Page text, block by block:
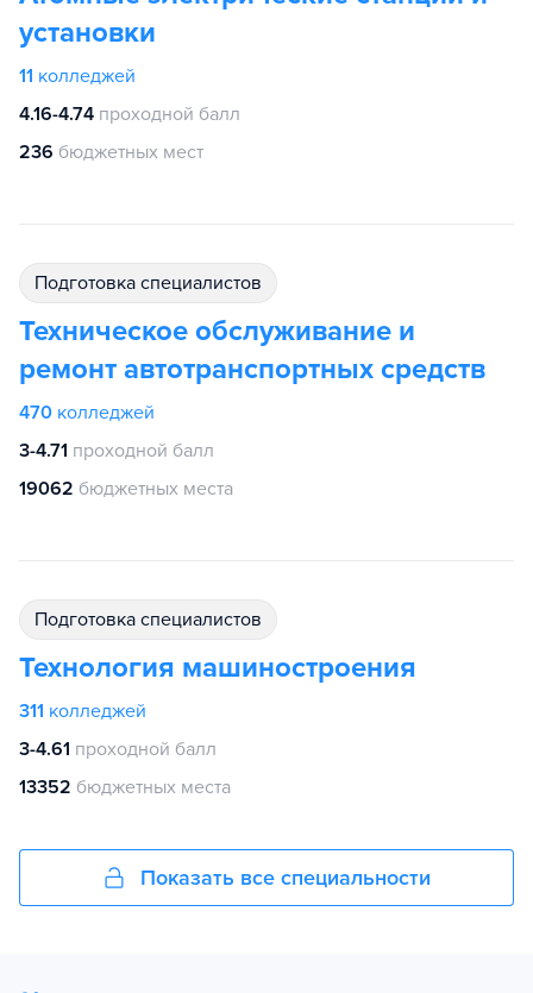
установки
11 колледжей
4.16-4.74 проходной балл
236 бюджетных мест
подготовка специалистов
Техническое обслуживание и
ремонт автотранспортных средств
470 колледжей
3-4.71 проходной балл
19062 бюджетных места
подготовка специалистов
Технология машиностроения
311 колледжей
3-4.61 проходной балл
13352 бюджетных места
Показать все специальности